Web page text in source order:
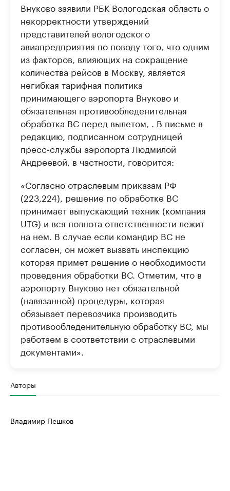
Внуково заявили РБК Вологодская область о
некорректности утверждений
представителей вологодского
авиапредприятия по поводу того, что одним
из факторов, влияющих на сокращение
количества рейсов в Москву, является
негибкая тарифная политика
принимающего аэропорта Внуково и
обязательная противообледенительная
обработка ВС перед вылетом, . В письме в
редакцию, подписанном сотрудницей
пресс-службы аэропорта Людмилой
Андреевой, в частности, говорится:
«Согласно отраслевым приказам РФ
(223,224), решение по обработке ВС
принимает выпускающий техник (компания
UTG) и вся полнота ответственности лежит
на нем. В случае если командир ВС не
согласен, он может вызвать инспекцию
которая примет решение о необходимости
проведения обработки ВС. Отметим, что в
аэропорту Внуково нет обязательной
(навязанной) процедуры, которая
обязывает перевозчика производить
противообледенительную обработку ВС, мы
работаем в соответствии с отраслевыми
документами».
Авторы
Владимир Пешков